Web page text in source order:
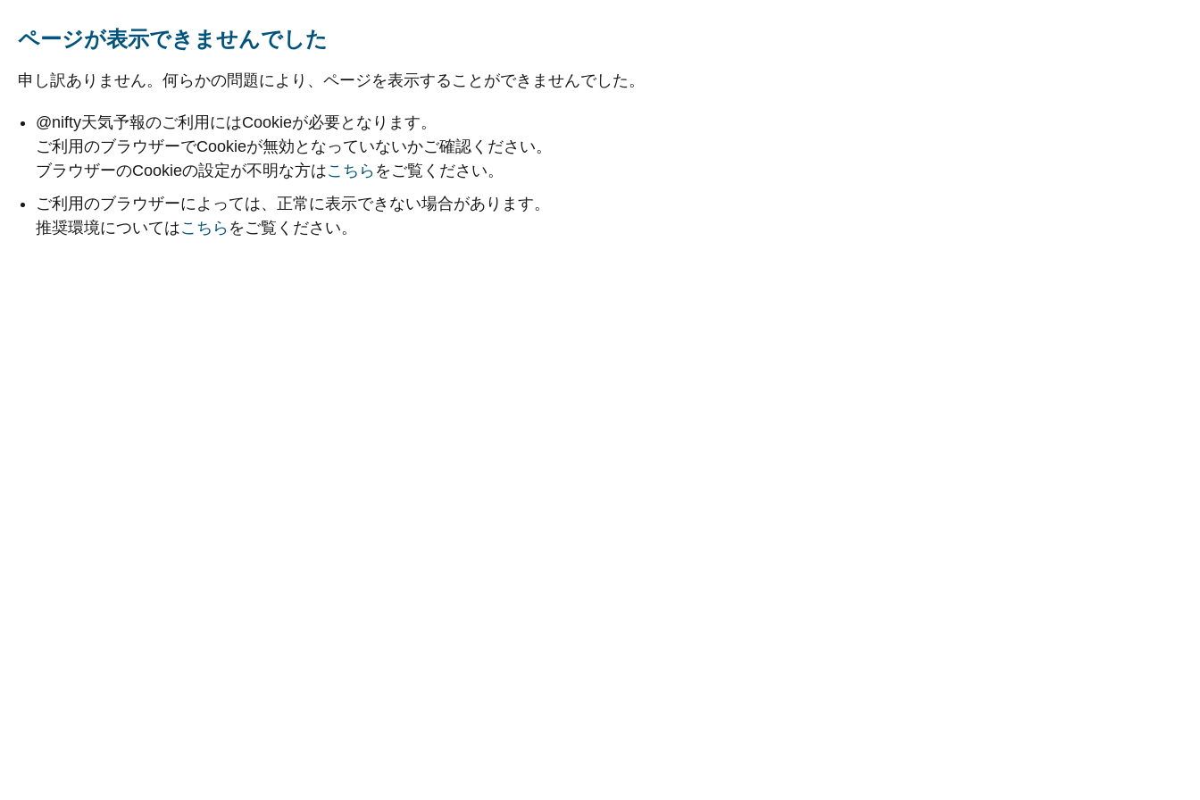
ページが表示できませんでした
申し訳ありません。何らかの問題により、ページを表示することができませんでした。
@nifty天気予報のご利用にはCookieが必要となります。
ご利用のブラウザーでCookieが無効となっていないかご確認ください。
ブラウザーのCookieの設定が不明な方はこちら をご覧ください。
ご利用のブラウザーによっては、正常に表示できない場合があります。
推奨環境についてはこちら をご覧ください。